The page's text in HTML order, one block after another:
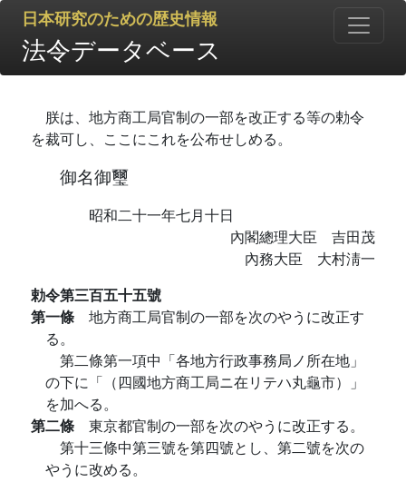
日本研究のための歴史情報
法令データベース
朕は、地方商工局官制の一部を改正する等の勅令
を裁可し、ここにこれを公布せしめる。
御名御璽
昭和二十一年七月十日
內閣總理大臣 吉田茂
內務大臣 大村淸一
勅令第三百五十五號
第一條 地方商工局官制の一部を次のやうに改正す
る。
第二條第一項中「各地方行政事務局ノ所在地」
の下に「（四國地方商工局ニ在リテハ丸龜市）」
を加へる。
第二條 東京都官制の一部を次のやうに改正する。
第十三條中第三號を第四號とし、第二號を次の
やうに改める。